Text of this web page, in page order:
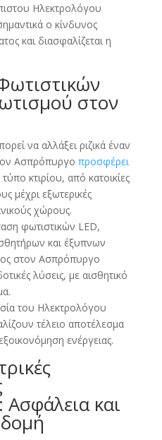
Ηλεκτρολόγου
ο κίνδυνος
και διασφαλίζεται η
στον
να αλλάξει ριζικά έναν
Ασπρόπυργο προσφέρει
κτιρίου, από κατοικίες
μέχρι εξωτερικές
χώρους.
φωτιστικών LED,
και έξυπνων
στον Ασπρόπυργο
λύσεις, με αισθητικό
του Ηλεκτρολόγου
τέλειο αποτέλεσμα
ενέργειας.
και